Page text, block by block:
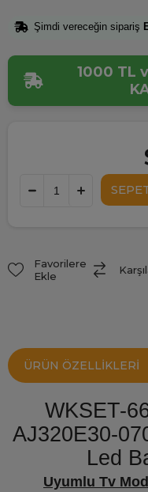
Şimdi vereceğin sipariş
1000 TL
Favorilere
Ekle
ÜRÜN ÖZELLIKLERI
WKSET-
AJ320E30-
Led
Uyumlu Tv